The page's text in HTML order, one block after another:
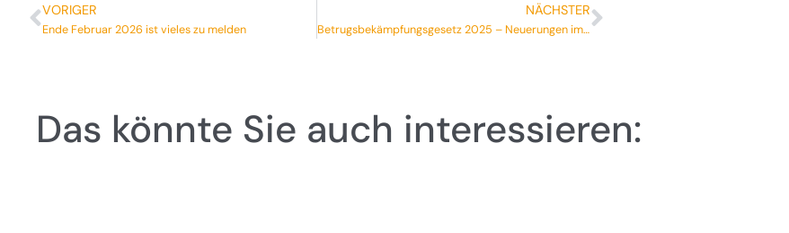
VORIGER
Ende Februar 2026 ist vieles zu melden
NÄCHSTER
Betrugsbekämpfungsgesetz 2025 – Neuerungen im Überblick
Das könnte Sie auch interessieren: